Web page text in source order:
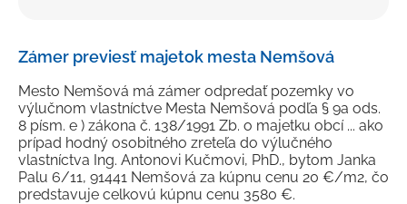
Zámer previesť majetok mesta Nemšová
Mesto Nemšová má zámer odpredať pozemky vo
výlučnom vlastníctve Mesta Nemšová podľa § 9a ods.
8 písm. e ) zákona č. 138/1991 Zb. o majetku obcí ... ako
prípad hodný osobitného zreteľa do výlučného
vlastníctva Ing. Antonovi Kučmovi, PhD., bytom Janka
Palu 6/11, 91441 Nemšová za kúpnu cenu 20 €/m2, čo
predstavuje celkovú kúpnu cenu 3580 €.